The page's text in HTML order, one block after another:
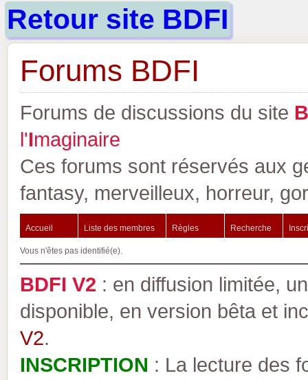
Retour site BDFI
Forums BDFI
Forums de discussions du site B
l'Imaginaire
Ces forums sont réservés aux
fantasy, merveilleux, horreur,
Accueil Liste des membres Règles Recherche
Vous n'êtes pas identifié(e).
BDFI V2 : en diffusion limitée,
disponible, en version bêta et
V2.
INSCRIPTION : La lecture des